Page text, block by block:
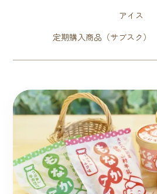
アイス
定期購入商品（サブスク）